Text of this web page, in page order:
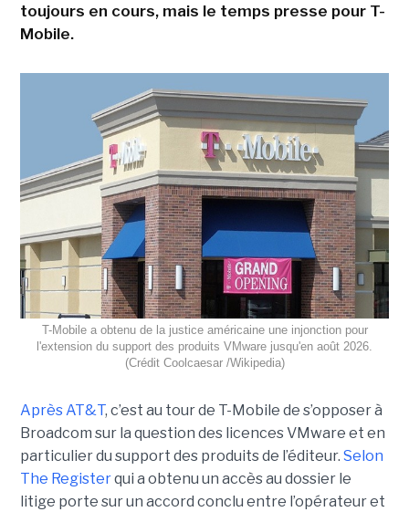
toujours en cours, mais le temps presse pour T-
Mobile.
T-Mobile a obtenu de la justice américaine une injonction pour
l'extension du support des produits VMware jusqu'en août 2026.
(Crédit Coolcaesar /Wikipedia)
Après AT&T, c’est au tour de T-Mobile de s’opposer à
Broadcom sur la question des licences VMware et en
particulier du support des produits de l’éditeur. Selon
The Registerqui a obtenu un accès au dossier le
litige porte sur un accord conclu entre l’opérateur et